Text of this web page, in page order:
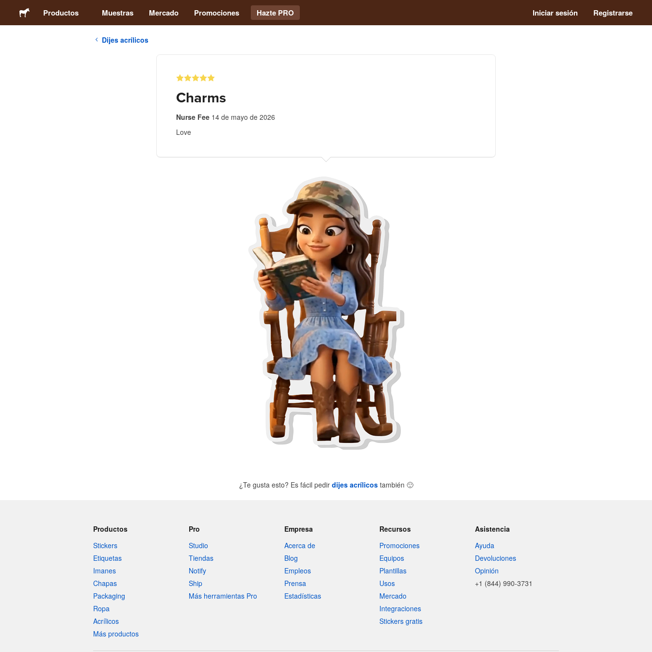
Productos Muestras Mercado Promociones Hazte PRO Iniciar sesión Registrarse
Dijes acrílicos
Charms
Nurse Fee 14 de mayo de 2026
Love
¿Te gusta esto? Es fácil pedir dijes acrílicostambién 🙂
Productos
Stickers
Etiquetas
Imanes
Chapas
Packaging
Ropa
Acrílicos
Más productos
Pro
Studio
Tiendas
Notify
Ship
Más herramientas Pro
Empresa
Acerca de
Blog
Empleos
Prensa
Estadísticas
Recursos
Promociones
Equipos
Plantillas
Usos
Mercado
Integraciones
Stickers gratis
Asistencia
Ayuda
Devoluciones
Opinión
+1 (844) 990-3731